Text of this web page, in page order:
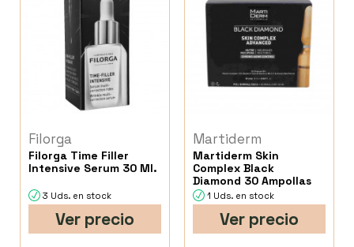
Filorga
Filorga Time Filler
Intensive Serum 30 Ml.
3 Uds. en stock
Ver precio
Martiderm
Martiderm Skin
Complex Black
Diamond 30 Ampollas
1 Uds. en stock
Ver precio